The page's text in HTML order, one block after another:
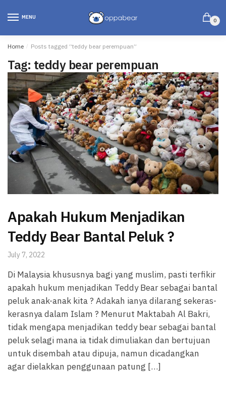
MENU
0
Home / Posts tagged “teddy bear perempuan”
Tag: teddy bear perempuan
Apakah Hukum Menjadikan
Teddy Bear Bantal Peluk ?
July 7, 2022
Di Malaysia khususnya bagi yang muslim, pasti terfikir
apakah hukum menjadikan Teddy Bear sebagai bantal
peluk anak-anak kita ? Adakah ianya dilarang sekeras-
kerasnya dalam Islam ? Menurut Maktabah Al Bakri,
tidak mengapa menjadikan teddy bear sebagai bantal
peluk selagi mana ia tidak dimuliakan dan bertujuan
untuk disembah atau dipuja, namun dicadangkan
agar dielakkan penggunaan patung […]